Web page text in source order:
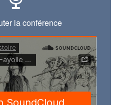
la conférence